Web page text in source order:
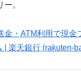
。
金・ATM利用で現金
| 楽天銀行 (rakuten-